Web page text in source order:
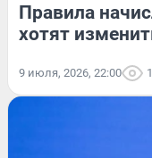
Правила
хотят
9 июля, 2026, 22:00